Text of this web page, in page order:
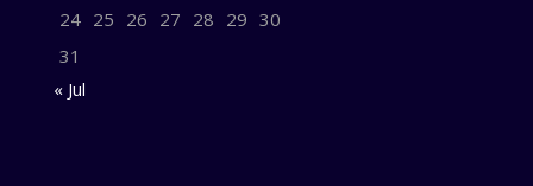
24 25 26 27 28 29 30
31
« Jul